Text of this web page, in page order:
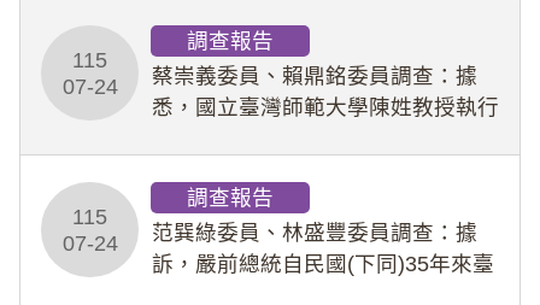
行拍攝特定樣態性影像並以手機傳送
劉師。該生因畏懼成
115
07-24
調查報告
蔡崇義委員、賴鼎銘委員調查：據
悉，國立臺灣師範大學陳姓教授執行
術倫理等情案調查報告。(115教調
31)
115
07-24
調查報告
范巽綠委員、林盛豐委員調查：據
訴，嚴前總統自民國(下同)35年來臺